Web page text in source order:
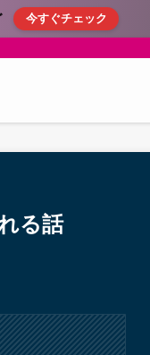
今すぐチェック
る話